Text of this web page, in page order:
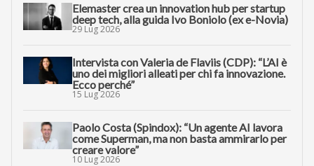
Elemaster crea un innovation hub per startup
deep tech, alla guida Ivo Boniolo (ex e-Novia)
29 Lug 2026
Intervista con Valeria de Flaviis (CDP): “L’AI è
uno dei migliori alleati per chi fa innovazione.
Ecco perché”
15 Lug 2026
Paolo Costa (Spindox): “Un agente AI lavora
come Superman, ma non basta ammirarlo per
creare valore”
10 Lug 2026